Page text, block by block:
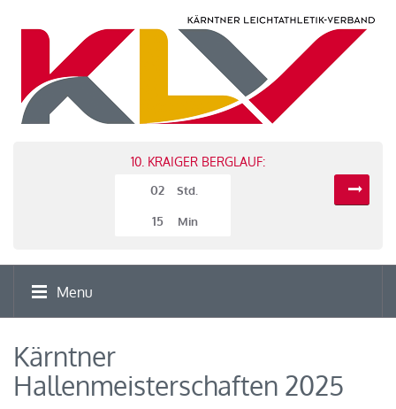
10. KRAIGER BERGLAUF:
02
Std.
15 Min
Menu
Kärntner
Hallenmeisterschaften 2025